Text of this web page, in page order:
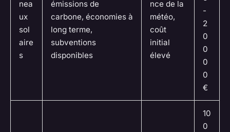
nea
ux
sol
aire
s
émissions de
carbone, économies à
long terme,
subventions
disponibles
nce de la
météo,
coût
initial
élevé
-
2
0
0
0
0
€
10
0